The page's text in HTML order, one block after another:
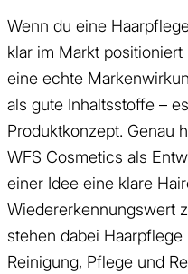
Wenn du eine
klar im Markt
eine echte
als gute Inhaltsstoffe –
Produktkonzept. Genau
WFS Cosmetics als
einer Idee eine klare
Wiedererkennungswert
stehen dabei
Reinigung, Pflege und